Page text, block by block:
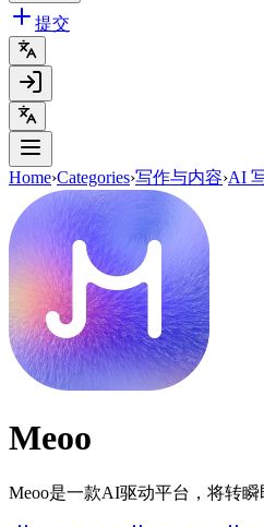
提交
Home›Categories›写作与内容›AI
Meoo
Meoo是一款AI驱动平台，将转